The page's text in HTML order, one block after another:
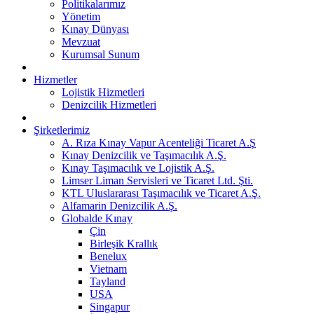
Politikalarımız
Yönetim
Kınay Dünyası
Mevzuat
Kurumsal Sunum
Hizmetler
Lojistik Hizmetleri
Denizcilik Hizmetleri
Şirketlerimiz
A. Rıza Kınay Vapur Acenteliği Ticaret A.Ş
Kınay Denizcilik ve Taşımacılık A.Ş.
Kınay Taşımacılık ve Lojistik A.Ş.
Limser Liman Servisleri ve Ticaret Ltd. Şti.
KTL Uluslararası Taşımacılık ve Ticaret A.Ş.
Alfamarin Denizcilik A.Ş.
Globalde Kınay
Çin
Birleşik Krallık
Benelux
Vietnam
Tayland
USA
Singapur